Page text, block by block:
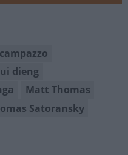
dieng
Matt Thomas
Satoransky